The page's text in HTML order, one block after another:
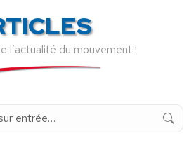
l’actualité du mouvement !